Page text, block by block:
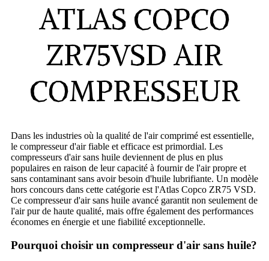
ATLAS COPCO
ZR75VSD AIR
COMPRESSEUR
Dans les industries où la qualité de l'air comprimé est essentielle,
le compresseur d'air fiable et efficace est primordial. Les
compresseurs d'air sans huile deviennent de plus en plus
populaires en raison de leur capacité à fournir de l'air propre et
sans contaminant sans avoir besoin d'huile lubrifiante. Un modèle
hors concours dans cette catégorie est l'Atlas Copco ZR75 VSD.
Ce compresseur d'air sans huile avancé garantit non seulement de
l'air pur de haute qualité, mais offre également des performances
économes en énergie et une fiabilité exceptionnelle.
Pourquoi choisir un compresseur d'air sans huile?